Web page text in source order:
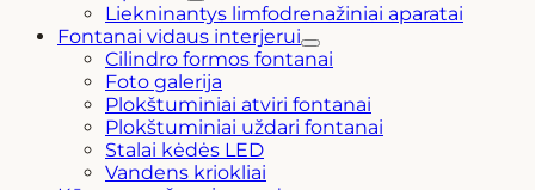
Liekninantys limfodrenažiniai aparatai
Fontanai vidaus interjerui
Cilindro formos fontanai
Foto galerija
Plokštuminiai atviri fontanai
Plokštuminiai uždari fontanai
Stalai kėdės LED
Vandens kriokliai